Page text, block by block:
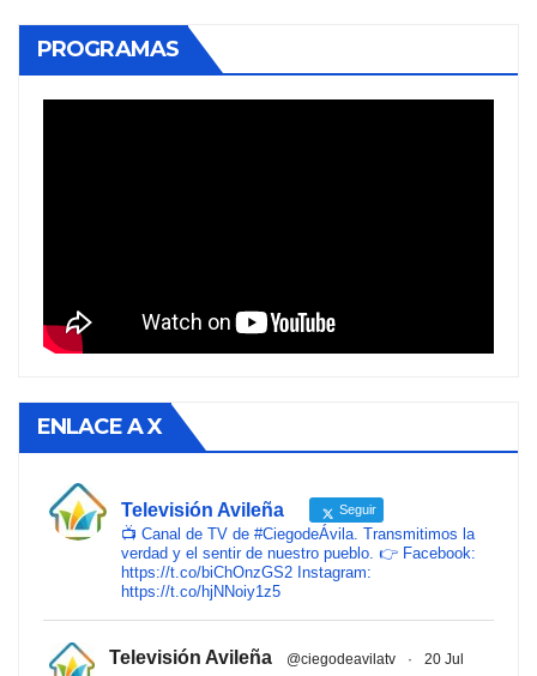
PROGRAMAS
ENLACE A X
Televisión Avileña Seguir
📺 Canal de TV de #CiegodeÁvila. Transmitimos la
verdad y el sentir de nuestro pueblo. 👉 Facebook:
https://t.co/biChOnzGS2 Instagram:
https://t.co/hjNNoiy1z5
Televisión Avileña @ciegodeavilatv · 20 Jul